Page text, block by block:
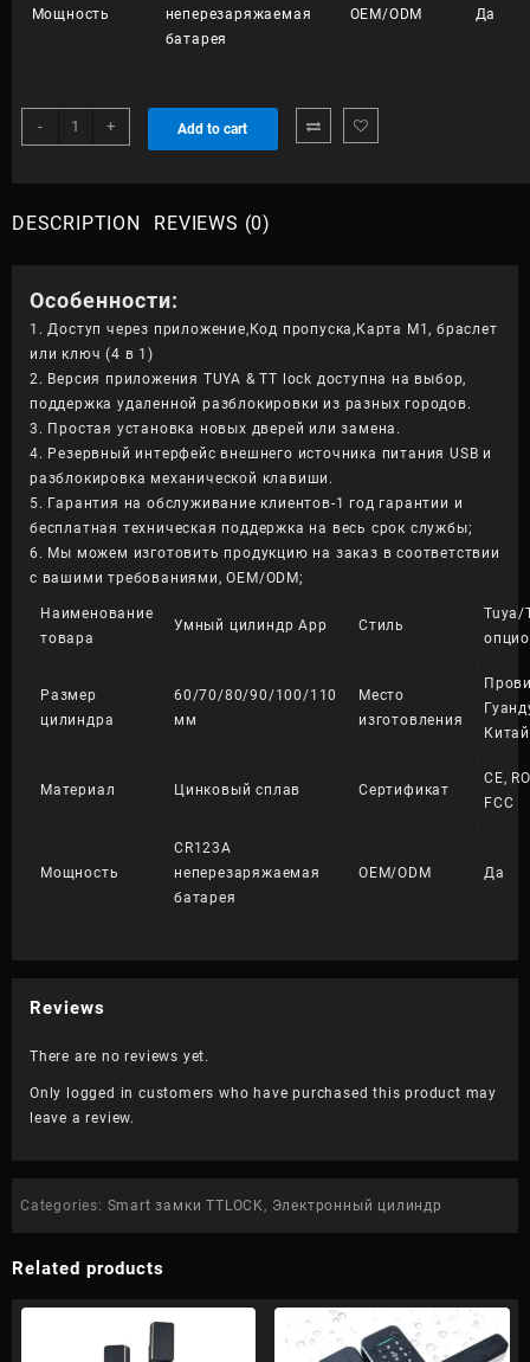
Мощность
неперезаряжаемая
батарея
OEM/ODM Да
-
Электронный
цилиндр
+ Add to cart
DESCRIPTION REVIEWS (0)
Особенности:
1. Доступ через приложение,Код пропуска,Карта M1, браслет
или ключ (4 в 1)
2. Версия приложения TUYA & TT lock доступна на выбор,
поддержка удаленной разблокировки из разных городов.
3. Простая установка новых дверей или замена.
4. Резервный интерфейс внешнего источника питания USB и
разблокировка механической клавиши.
5. Гарантия на обслуживание клиентов-1 год гарантии и
бесплатная техническая поддержка на весь срок службы;
6. Мы можем изготовить продукцию на заказ в соответствии
с вашими требованиями, OEM/ODM;
Наименование
товара
Умный цилиндр App Стиль
Tuya/
Размер
цилиндра
60/70/80/90/100/110
мм
Место
изготовления
Китай
Материал Цинковый сплав Сертификат
CE,
FCC
Мощность
CR123A
неперезаряжаемая
батарея
OEM/ODM Да
Reviews
There are no reviews yet.
Only logged in customers who have purchased this product may
leave a review.
Categories: Smart замки TTLOCK Электронный цилиндр
Related products